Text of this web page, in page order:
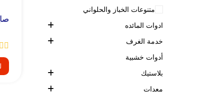
متنوعات الخباز والحلواني
ادوات المائده
خدمة الغرف
أدوات خشبية
بلاستيك
معدات
صاج